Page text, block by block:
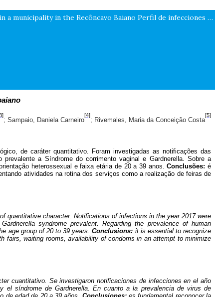
Perfil das infecções sexualmente transmissíveis em um município do Recôncavo Baiano / Profile of sexually transmitted infections in a municipality in the Recôncavo Baiano Perfil de infecciones de transmisión sexual